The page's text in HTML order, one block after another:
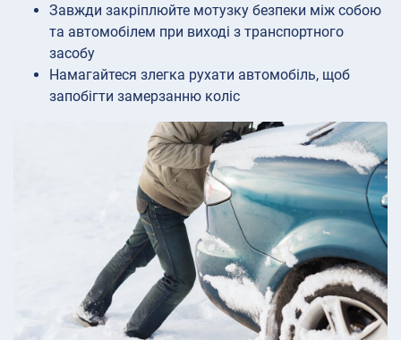
Завжди закріплюйте мотузку безпеки між собою
та автомобілем при виході з транспортного
засобу
Намагайтеся злегка рухати автомобіль, щоб
запобігти замерзанню коліс